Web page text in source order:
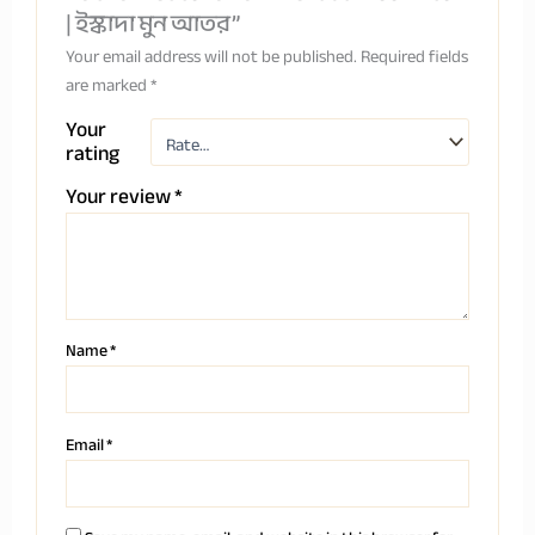
| ইস্কাদা মুন আতর”
Your email address will not be published.Required fields
are marked*
Your
rating
Your review*
Name*
Email*